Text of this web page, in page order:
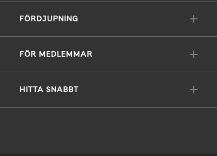
FÖRDJUPNING
FÖR MEDLEMMAR
HITTA SNABBT